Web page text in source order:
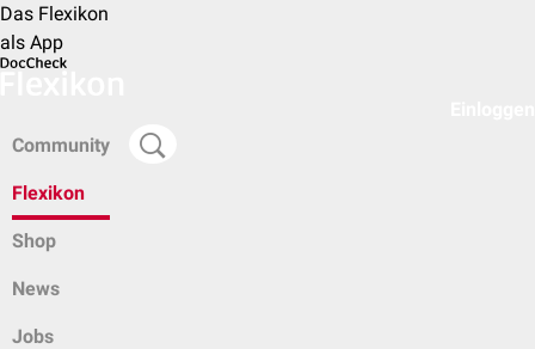
Das Flexikon
als App
Community
Flexikon
Shop
News
Jobs